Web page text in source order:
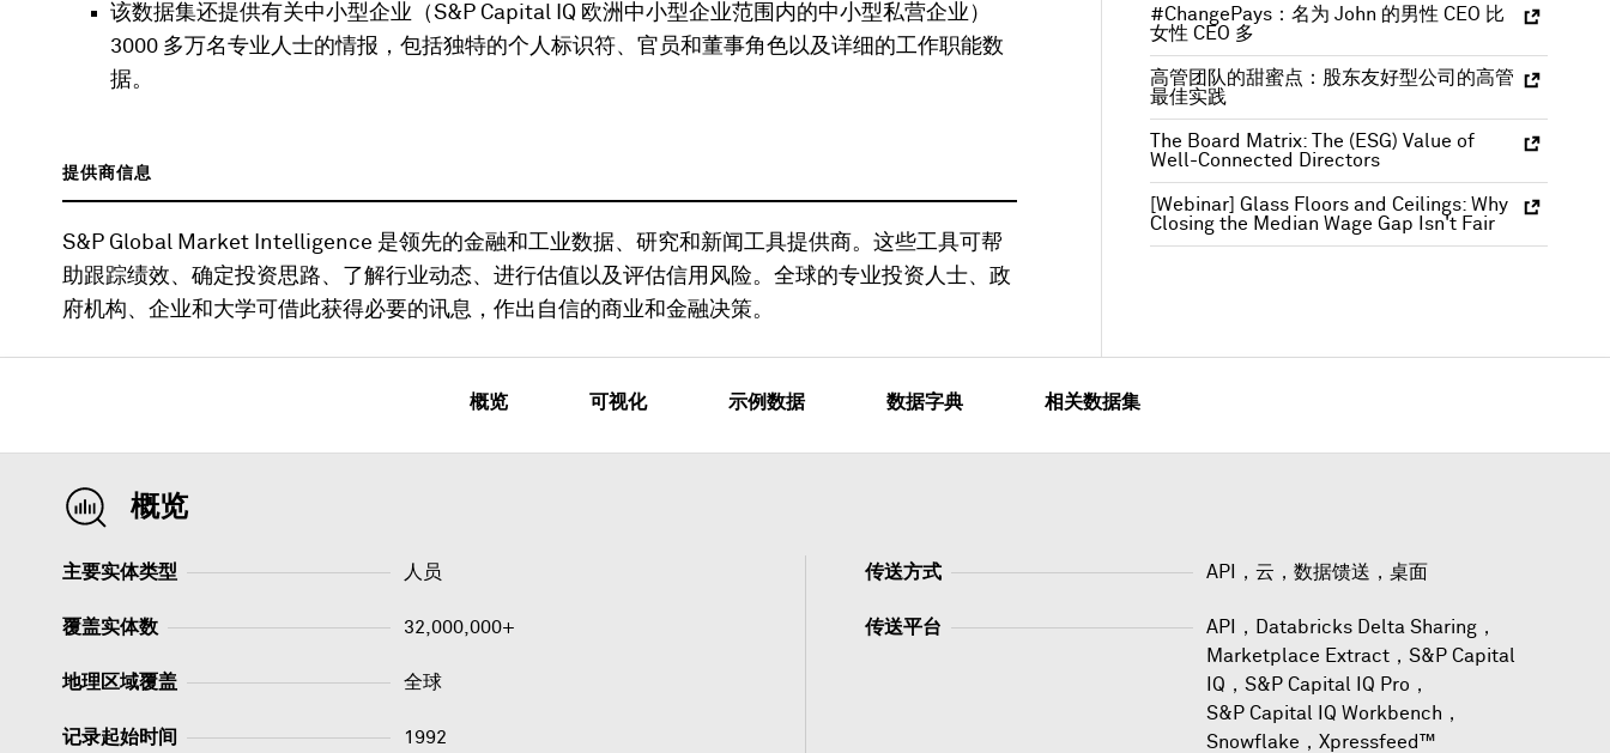
该数据集还提供有关中小型企业（S&P Capital IQ 欧洲中小型企业范围内的中小型私营企业）
3000 多万名专业人士的情报，包括独特的个人标识符、官员和董事角色以及详细的工作职能数
据。
提供商信息
S&P Global Market Intelligence 是领先的金融和工业数据、研究和新闻工具提供商。这些工具可帮
助跟踪绩效、确定投资思路、了解行业动态、进行估值以及评估信用风险。全球的专业投资人士、政
府机构、企业和大学可借此获得必要的讯息，作出自信的商业和金融决策。
#ChangePays：名为 John 的男性 CEO 比
女性 CEO 多
高管团队的甜蜜点：股东友好型公司的高管
最佳实践
The Board Matrix: The (ESG) Value of
Well-Connected Directors
[Webinar] Glass Floors and Ceilings: Why
Closing the Median Wage Gap Isn't Fair
概览 可视化 示例数据 数据字典 相关数据集
概览
主要实体类型 人员
覆盖实体数 32,000,000+
地理区域覆盖 全球
记录起始时间 1992
传送方式 API，云，数据馈送，桌面
传送平台 API ， Databricks Delta Sharing，
Marketplace Extract， S&P Capital
IQ ， S&P Capital IQ Pro ，
S&P Capital IQ Workbench ，
Snowflake ， Xpressfeed™